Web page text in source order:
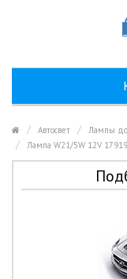
Автосвет
Лампы
Лампа W21/5W 12V 17919